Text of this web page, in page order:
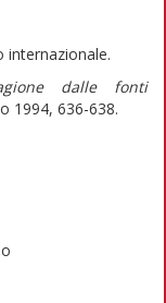
internazionale.
dalle fonti
1994, 636-638.